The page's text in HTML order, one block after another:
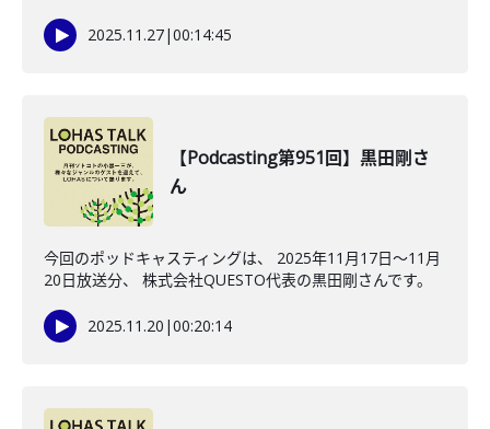
2025.11.27|00:14:45
【Podcasting第951回】黒田剛さ
ん
今回のポッドキャスティングは、 2025年11月17日〜11月
20日放送分、 株式会社QUESTO代表の黒田剛さんです。
2025.11.20 |00:20:14